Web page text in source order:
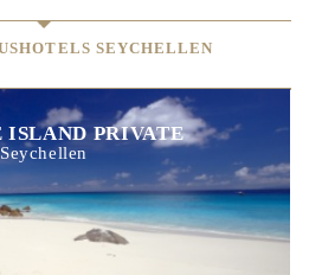
SEYCHELLEN
ISLAND PRIVATE
Seychellen